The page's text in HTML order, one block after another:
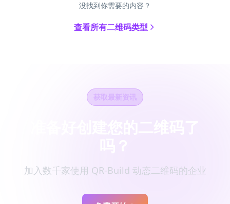
没找到你需要的内容？
查看所有二维码类型
获取最新资讯
加入数千家使用 QR-Build 动态二维码的企业